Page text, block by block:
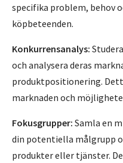
specifika problem, behov
köpbeteenden.
Konkurrensanalys:
och analysera deras
produktpositionering.
marknaden och
Fokusgrupper: Samla en
din potentiella målgrupp
produkter eller tjänster.